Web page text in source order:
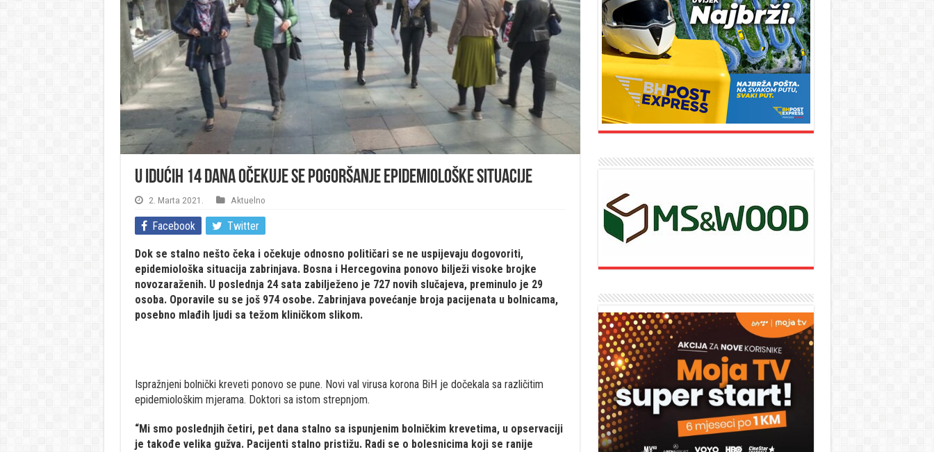
U idućih 14 dana očekuje se pogoršanje epidemiološke situacije
2. Marta 2021. Aktuelno
Facebook Twitter
Dok se stalno nešto čeka i očekuje odnosno političari se ne uspijevaju dogovoriti,
epidemiološka situacija zabrinjava. Bosna i Hercegovina ponovo bilježi visoke brojke
novozaraženih. U poslednja 24 sata zabilježeno je 727 novih slučajeva, preminulo je 29
osoba. Oporavile su se još 974 osobe. Zabrinjava povećanje broja pacijenata u bolnicama,
posebno mlađih ljudi sa težom kliničkom slikom.
Ispražnjeni bolnički kreveti ponovo se pune. Novi val virusa korona BiH je dočekala sa različitim
epidemiološkim mjerama. Doktori sa istom strepnjom.
“Mi smo poslednjih četiri, pet dana stalno sa ispunjenim bolničkim krevetima, u opservaciji
je takođe velika gužva. Pacijenti stalno pristižu. Radi se o bolesnicima koji se ranije